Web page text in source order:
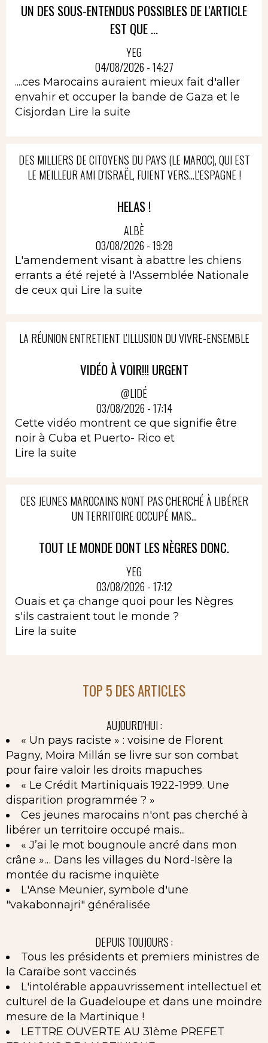
UN DES SOUS-ENTENDUS POSSIBLES DE L'ARTICLE
EST QUE ...
YEG
04/08/2026 - 14:27
....ces Marocains auraient mieux fait d'aller
envahir et occuper la bande de Gaza et le
Cisjordan Lire la suite
DES MILLIERS DE CITOYENS DU PAYS (LE MAROC), QUI EST
LE MEILLEUR AMI D'ISRAËL, FUIENT VERS...L'ESPAGNE !
HELAS !
ALBÈ
03/08/2026 - 19:28
L'amendement visant à abattre les chiens
errants a été rejeté à l'Assemblée Nationale
de ceux qui Lire la suite
LA RÉUNION ENTRETIENT L'ILLUSION DU VIVRE-ENSEMBLE
VIDÉO À VOIR!!! URGENT
@LIDÉ
03/08/2026 - 17:14
Cette vidéo montrent ce que signifie être
noir à Cuba et Puerto- Rico et
Lire la suite
CES JEUNES MAROCAINS N'ONT PAS CHERCHÉ À LIBÉRER
UN TERRITOIRE OCCUPÉ MAIS...
TOUT LE MONDE DONT LES NÈGRES DONC.
YEG
03/08/2026 - 17:12
Ouais et ça change quoi pour les Nègres
s'ils castraient tout le monde ?
Lire la suite
TOP 5 DES ARTICLES
AUJOURD'HUI :
« Un pays raciste » : voisine de Florent
Pagny, Moira Millán se livre sur son combat
pour faire valoir les droits mapuches
« Le Crédit Martiniquais 1922-1999. Une
disparition programmée ? »
Ces jeunes marocains n'ont pas cherché à
libérer un territoire occupé mais...
« J’ai le mot bougnoule ancré dans mon
crâne »… Dans les villages du Nord-Isère la
montée du racisme inquiète
L'Anse Meunier, symbole d'une
"vakabonnajri" généralisée
DEPUIS TOUJOURS :
Tous les présidents et premiers ministres de
la Caraïbe sont vaccinés
L'intolérable appauvrissement intellectuel et
culturel de la Guadeloupe et dans une moindre
mesure de la Martinique !
LETTRE OUVERTE AU 31ème PREFET